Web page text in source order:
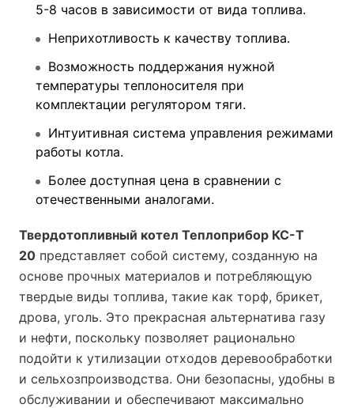
5-8 часов в зависимости от вида топлива.
Неприхотливость к качеству топлива.
Возможность поддержания нужной
температуры теплоносителя при
комплектации регулятором тяги.
Интуитивная система управления режимами
работы котла.
Более доступная цена в сравнении с
отечественными аналогами.
Твердотопливный котел Теплоприбор КС-Т
20 представляет собой систему, созданную на
основе прочных материалов и потребляющую
твердые виды топлива, такие как торф, брикет,
дрова, уголь. Это прекрасная альтернатива газу
и нефти, поскольку позволяет рационально
подойти к утилизации отходов деревообработки
и сельхозпроизводства. Они безопасны, удобны в
обслуживании и обеспечивают максимально